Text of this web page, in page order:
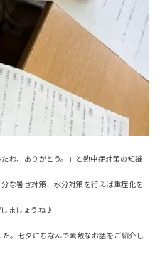
わ、ありがとう。」と熱中症対策の知識
な暑さ対策、水分対策を行えば重症化を
ましょうね♪
。七夕にちなんで素敵なお話をご紹介し